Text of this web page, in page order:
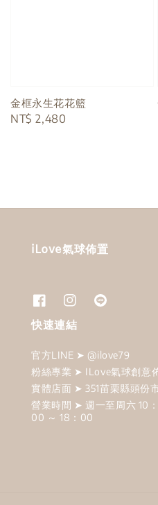
金框永生花花籃
Regular
NT$ 2,480
iLove氣球佈置
快速連結
官方LINE ➤ @ilove79
粉絲專業 ➤ ILove氣球創意
實體店面 ➤ 351苗栗縣頭份
營業時間 ➤ 週一至周六 10
00 ～ 18：00